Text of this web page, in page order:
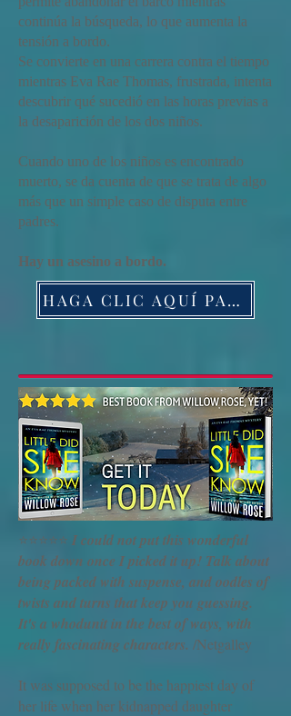
continúa la búsqueda, lo que aumenta la
tensión a bordo.
Se convierte en una carrera contra el tiempo
mientras Eva Rae Thomas, frustrada, intenta
descubrir qué sucedió en las horas previas a
la desaparición de los dos niños.
Cuando uno de los niños es encontrado
muerto, se da cuenta de que se trata de algo
más que un simple caso de disputa entre
padres.
Hay un asesino a bordo.
HAGA CLIC AQUÍ PARA ORDENAR EL LIBRO HOY
⭐️⭐️⭐️⭐️⭐️ I could not put this wonderful
book down once I picked it up! Talk about
being packed with suspense, and oodles of
twists and turns that keep you guessing.
It's a whodunit in the best of ways, with
really fascinating characters. /Netgalley
It was supposed to be the happiest day of
her life when her kidnapped daughter